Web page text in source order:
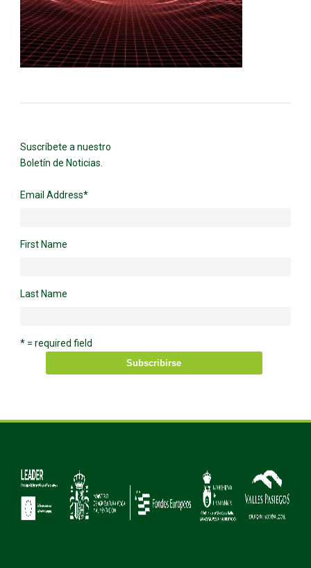
Suscríbete a nuestro
Boletín de Noticias.
Email Address*
First Name
Last Name
* = required field